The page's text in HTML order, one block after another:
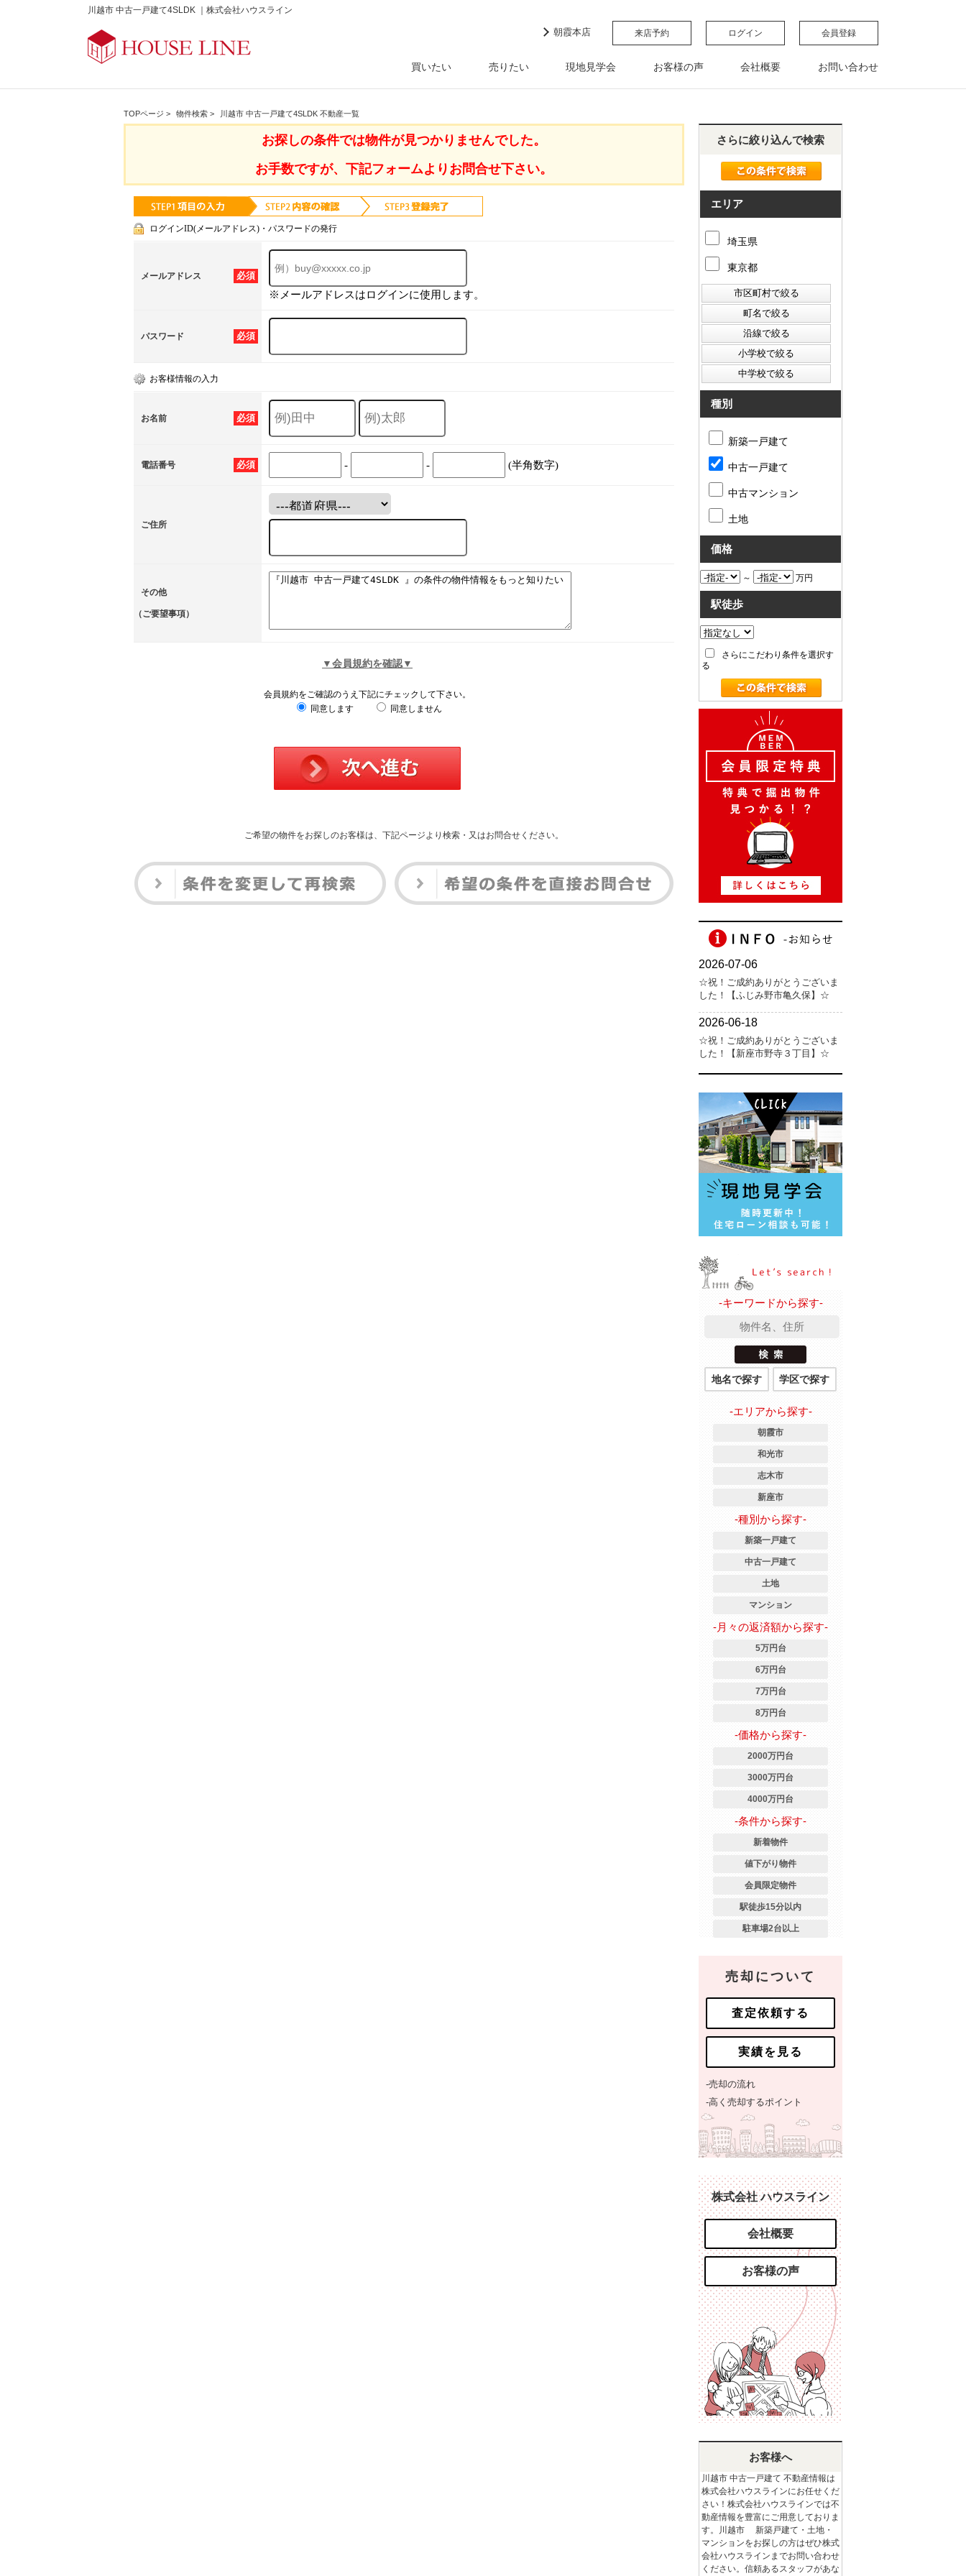
川越市 中古一戸建て4SLDK ｜株式会社ハウスライン
朝霞本店 来店予約 ログイン 会員登録
買いたい 売りたい 現地見学会 お客様の声 会社概要 お問い合わせ
TOPページ > 物件検索 > 川越市 中古一戸建て4SLDK 不動産一覧
お探しの条件では物件が見つかりませんでした。
お手数ですが、下記フォームよりお問合せ下さい。
ログインID(メールアドレス)・パスワードの発行
必須
メールアドレス
※メールアドレスはログインに使用します。
必須
パスワード
お客様情報の入力
必須
お名前
必須
電話番号 - - (半角数字)
ご住所
その他
（ご要望事項）
▼会員規約を確認▼
会員規約をご確認のうえ下記にチェックして下さい。
同意します
同意しません
ご希望の物件をお探しのお客様は、下記ページより検索・又はお問合せください。
さらに絞り込んで検索
エリア
埼玉県
東京都
種別
新築一戸建て
中古一戸建て
中古マンション
土地
価格
～ 万円
駅徒歩
さらにこだわり条件を選択す
る
-キーワードから探す-
地名で探す 学区で探す
-エリアから探す-
朝霞市
和光市
志木市
新座市
-種別から探す-
新築一戸建て
中古一戸建て
土地
マンション
-月々の返済額から探す-
5万円台
6万円台
7万円台
8万円台
-価格から探す-
2000万円台
3000万円台
4000万円台
-条件から探す-
新着物件
値下がり物件
会員限定物件
駅徒歩15分以内
駐車場2台以上
売却について
査定依頼する
実績を見る
-売却の流れ
-高く売却するポイント
株式会社 ハウスライン
会社概要
お客様の声
お客様へ
川越市 中古一戸建て 不動産情報は
株式会社ハウスラインにお任せくだ
さい！株式会社ハウスラインでは不
動産情報を豊富にご用意しておりま
す。川越市 新築戸建て・土地・
マンションをお探しの方はぜひ株式
会社ハウスラインまでお問い合わせ
ください。信頼あるスタッフがあな